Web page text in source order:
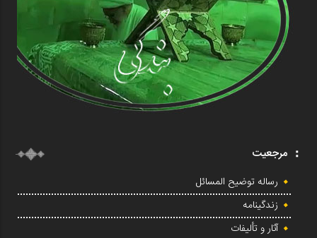
مرجعیت
رساله توضیح المسائل
زندگینامه
آثار و تألیفات